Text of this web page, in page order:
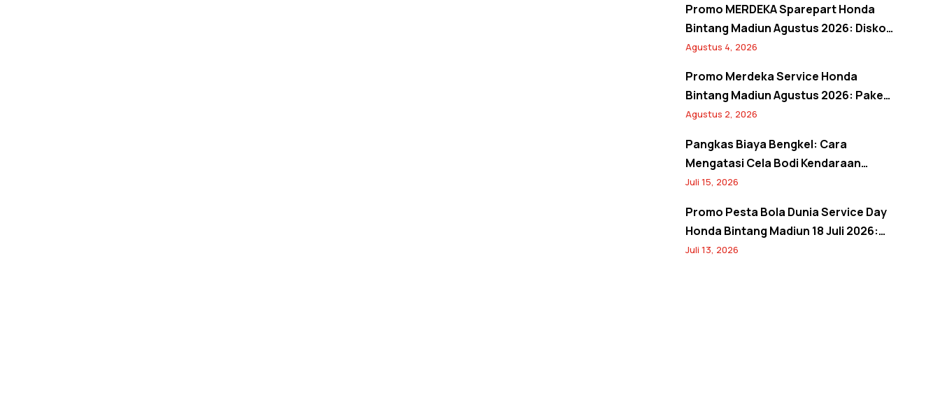
Glowing
Promo MERDEKA Sparepart Honda
Bintang Madiun Agustus 2026: Diskon
Ban & Aki Orisinal 10% Plus Gratis
Agustus 4, 2026
Promo Merdeka Service Honda
Bintang Madiun Agustus 2026: Paket
Ganti Oli Hemat, Servis AC Sejuk, dan
Agustus 2, 2026
Pangkas Biaya Bengkel: Cara
Mengatasi Cela Bodi Kendaraan
Tanpa Perlu Ganti Panel
Juli 15, 2026
Promo Pesta Bola Dunia Service Day
Honda Bintang Madiun 18 Juli 2026:
Banjir Diskon Servis 20%, Oli 10%,
Juli 13, 2026